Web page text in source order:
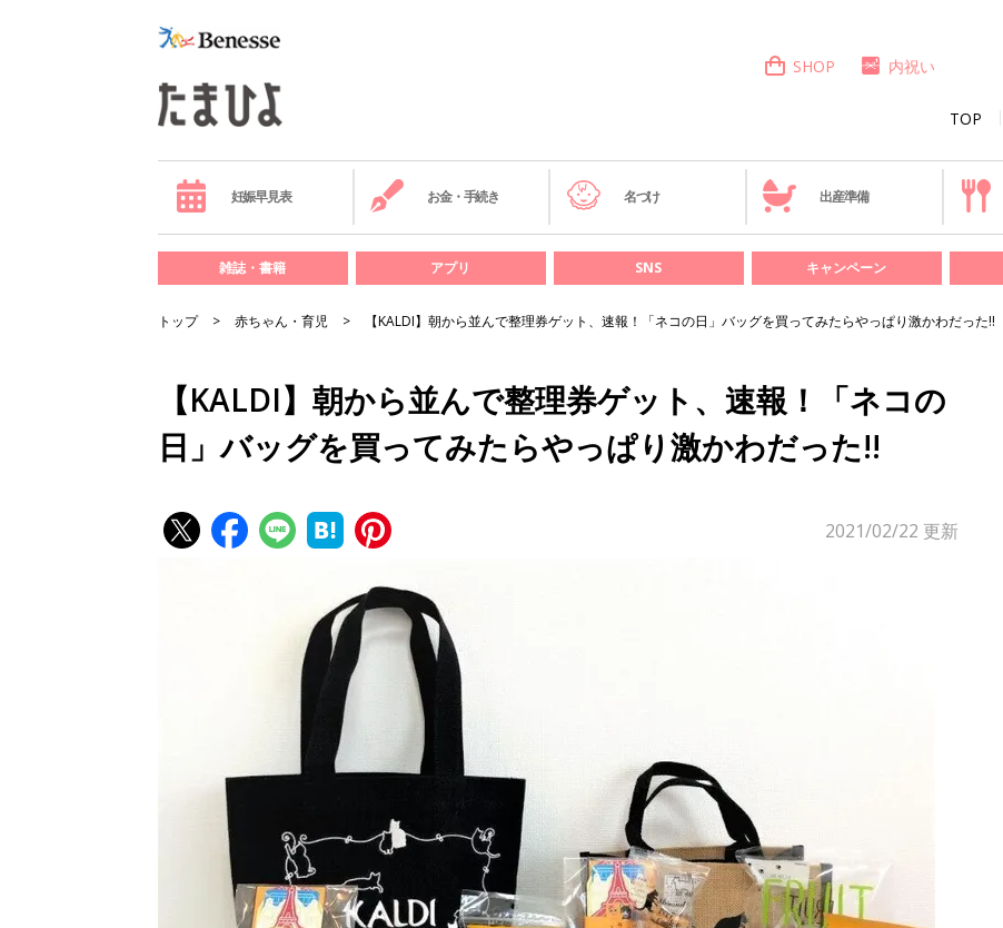
TOP
SHOP 内祝い
妊娠早見表 お金・手続き 名づけ 出産準備
雑誌・書籍 アプリ SNS キャンペーン
トップ 赤ちゃん・育児 【KALDI】朝から並んで整理券ゲット、速報！「ネコの日」バッグを買ってみたらやっぱり激かわだった!!
【KALDI】朝から並んで整理券ゲット、速報！「ネコの
日」バッグを買ってみたらやっぱり激かわだった!!
2021/02/22 更新